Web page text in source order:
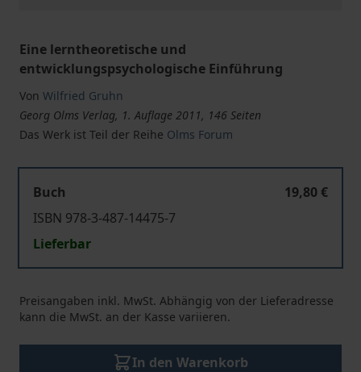
Eine lerntheoretische und
entwicklungspsychologische Einführung
Von Wilfried Gruhn
Georg Olms Verlag, 1. Auflage 2011, 146 Seiten
Das Werk ist Teil der Reihe Olms Forum
Buch
19,80 €
ISBN 978-3-487-14475-7
Lieferbar
Preisangaben inkl. MwSt. Abhängig von der Lieferadresse
kann die MwSt. an der Kasse variieren.
In den Warenkorb